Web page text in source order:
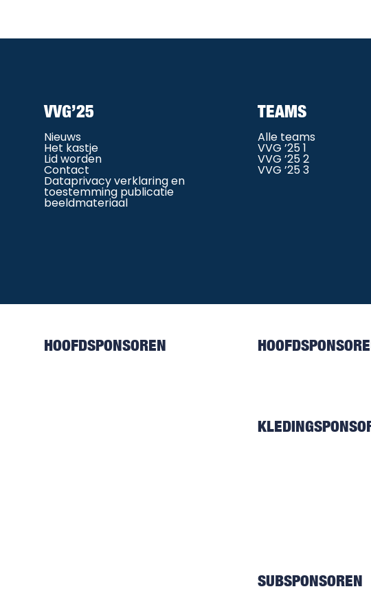
VVG’25
Nieuws
Het kastje
Lid worden
Contact
Dataprivacy verklaring en
toestemming publicatie
beeldmateriaal
TEAMS
Alle teams
VVG ’25 1
VVG ’25 2
VVG ’25 3
HOOFDSPONSOREN
SUBSPONSOREN